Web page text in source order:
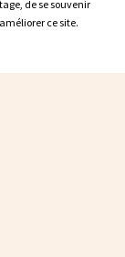
de se souvenir
ce site.
de se souvenir
ce site.